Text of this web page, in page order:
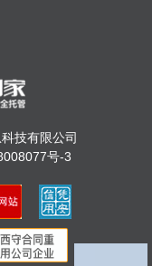
技有限公司
号-3